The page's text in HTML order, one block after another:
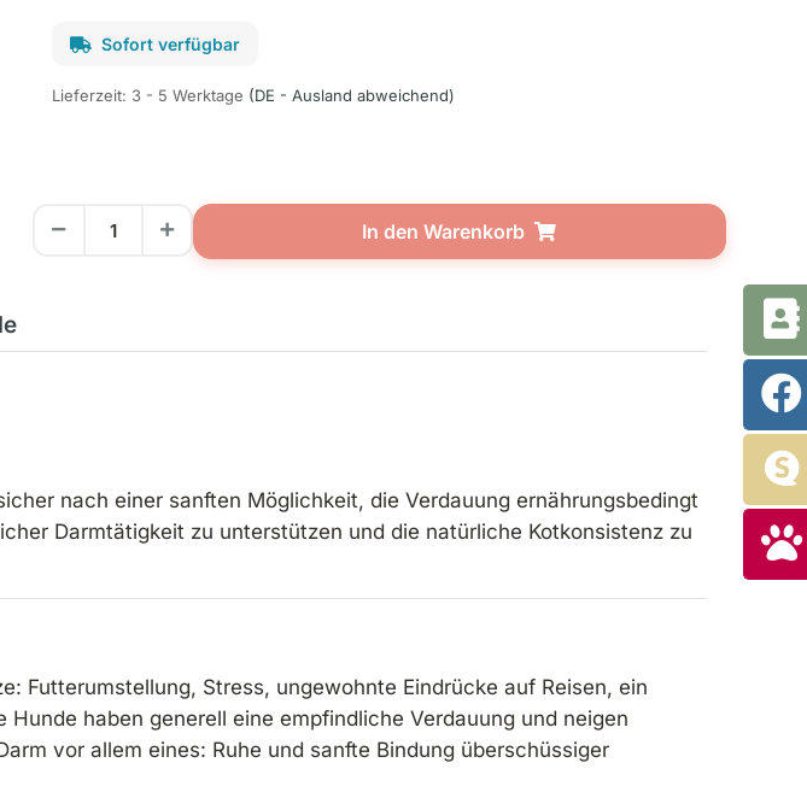
Sofort verfügbar
Lieferzeit: 3 - 5 Werktage (DE - Ausland abweichend)
In den Warenkorb
nach einer sanften Möglichkeit, die Verdauung ernährungsbedingt
Darmtätigkeit zu unterstützen und die natürliche Kotkonsistenz zu
Futterumstellung, Stress, ungewohnte Eindrücke auf Reisen, ein
haben generell eine empfindliche Verdauung und neigen
vor allem eines: Ruhe und sanfte Bindung überschüssiger